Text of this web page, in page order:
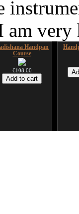
am
Handpan
Course
€108.00